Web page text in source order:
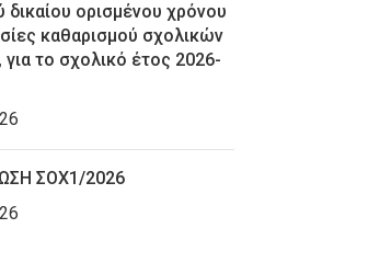
δικαίου ορισμένου χρόνου
καθαρισμού σχολικών
το σχολικό έτος 2026-
ΣΟΧ1/2026